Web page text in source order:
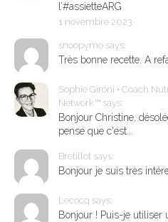
l’#assietteARG
1 novembre 2023
snoopymo says:
Très bonne recette. A
Sophie Gironi • Coach
Network™ says:
Bonjour Christine,
pense que c'est...
Bretillot says:
Bonjour je suis très
Lecocq says:
Bonjour ! Puis-je utiliser